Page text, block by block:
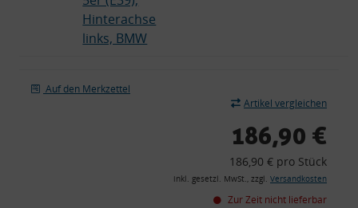
Hinterachse
links, BMW
Auf den Merkzettel
Artikel vergleichen
186,90 €
186,90 € pro Stück
inkl. gesetzl. MwSt., zzgl. Versandkosten
Zur Zeit nicht lieferbar